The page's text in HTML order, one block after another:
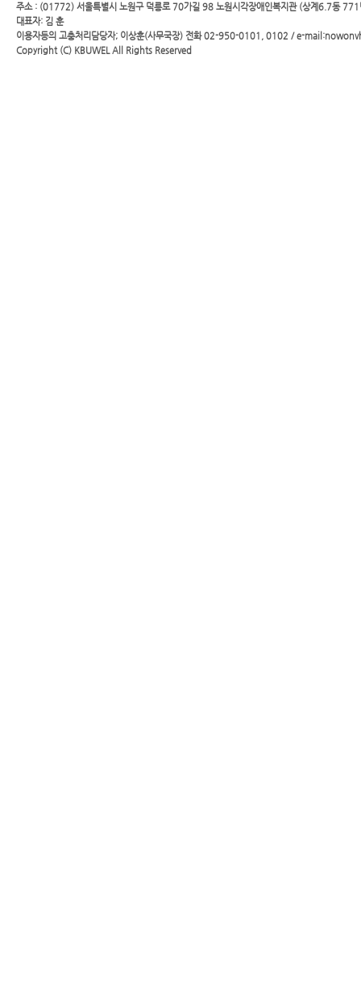
주소 : (01772) 서울특별시 노원구 덕릉로 70가길 98 노원시각장애인복지관 (상계6.7동 771
대표자: 김 훈
이용자등의 고충처리담당자; 이상훈(사무국장) 전화 02-950-0101, 0102 / e-
Copyright (C) KBUWELAll Rights Reserved